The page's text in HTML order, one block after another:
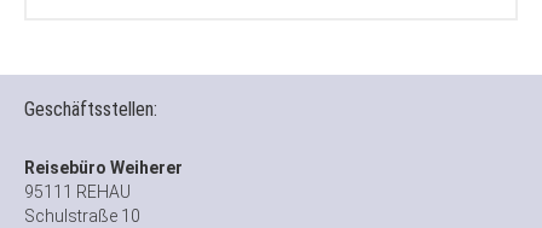
Geschäftsstellen:
Reisebüro Weiherer
95111 REHAU
Schulstraße 10